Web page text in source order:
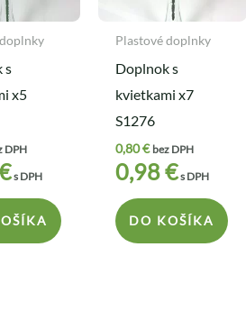
s
x5
DPH
s DPH
Plastové doplnky
Doplnok s
kvietkami x7
S1276
0,80€ bez DPH
0,98€s DPH
DO KOŠÍKA